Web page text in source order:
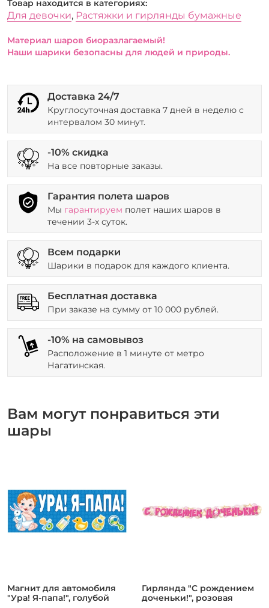
Товар находится в категориях:
Для девочки, Растяжки и гирлянды бумажные
Материал шаров биоразлагаемый!
Наши шарики безопасны для людей и природы.
Доставка 24/7
Круглосуточная доставка 7 дней в неделю с
интервалом 30 минут.
-10% скидка
На все повторные заказы.
Гарантия полета шаров
Мы гарантируем полет наших шаров в
течении 3-х суток.
Всем подарки
Шарики в подарок для каждого клиента.
Бесплатная доставка
При заказе на сумму от 10 000 рублей.
-10% на самовывоз
Расположение в 1 минуте от метро
Нагатинская.
Вам могут понравиться эти
шары
Магнит для автомобиля
"Ура! Я-папа!", голубой
Гирлянда "С рождением
доченьки!", розовая